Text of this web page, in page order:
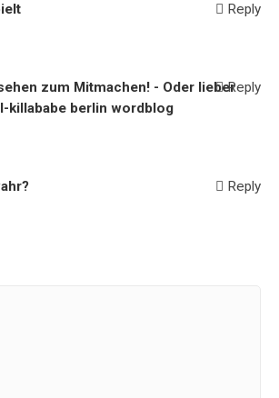
Reply
zum Mitmachen! - Oder lieber
killababe berlin wordblog
Reply
Reply